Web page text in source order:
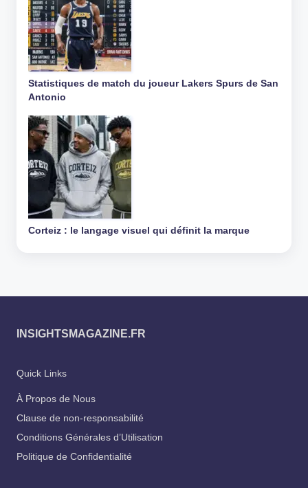
Statistiques de match du joueur Lakers Spurs de San
Antonio
Corteiz : le langage visuel qui définit la marque
INSIGHTSMAGAZINE.FR
Quick Links
À Propos de Nous
Clause de non-responsabilité
Conditions Générales d’Utilisation
Politique de Confidentialité